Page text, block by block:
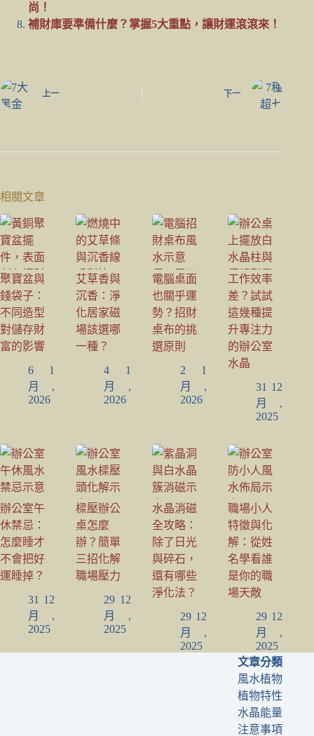
尚！
補財庫要準備什麼？掌握5大重點，讓財運滾滾來！
上一 下一
相關文章
聚寶盆與
錢袋子：
不同造型
對儲存財
富的影響
6 1
月,
2026
艾草香與
沉香：淨
化居家磁
場該選哪
一種？
4 1
月,
2026
電腦桌面
也關乎運
勢？招財
桌布的挑
選原則
2 1
月,
2026
工作效率
差？試試
這幾種提
升專注力
的辦公室
水晶
31 12
月,
2025
辦公室午
休禁忌：
怎麼睡才
不會把好
運睡掉？
31 12
月,
2025
樑壓辦公
桌怎麼
辦？簡單
三招化解
職場壓力
29 12
月,
2025
水晶消磁
全攻略：
除了日光
與碎石，
還有哪些
淨化法？
29 12
月,
2025
職場小人
特徵與化
解：從姓
名學看誰
是你的職
場天敵
29 12
月,
2025
文章分類
風水植物
植物特性
水晶能量
注意事項